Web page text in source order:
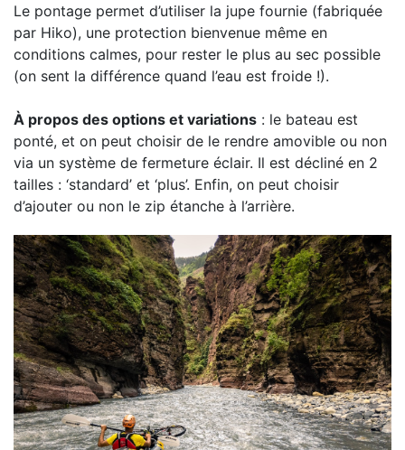
Le pontage permet d’utiliser la jupe fournie (fabriquée
par Hiko), une protection bienvenue même en
conditions calmes, pour rester le plus au sec possible
(on sent la différence quand l’eau est froide !).
À propos des options et variations : le bateau est
ponté, et on peut choisir de le rendre amovible ou non
via un système de fermeture éclair. Il est décliné en 2
tailles : ‘standard’ et ‘plus’. Enfin, on peut choisir
d’ajouter ou non le zip étanche à l’arrière.